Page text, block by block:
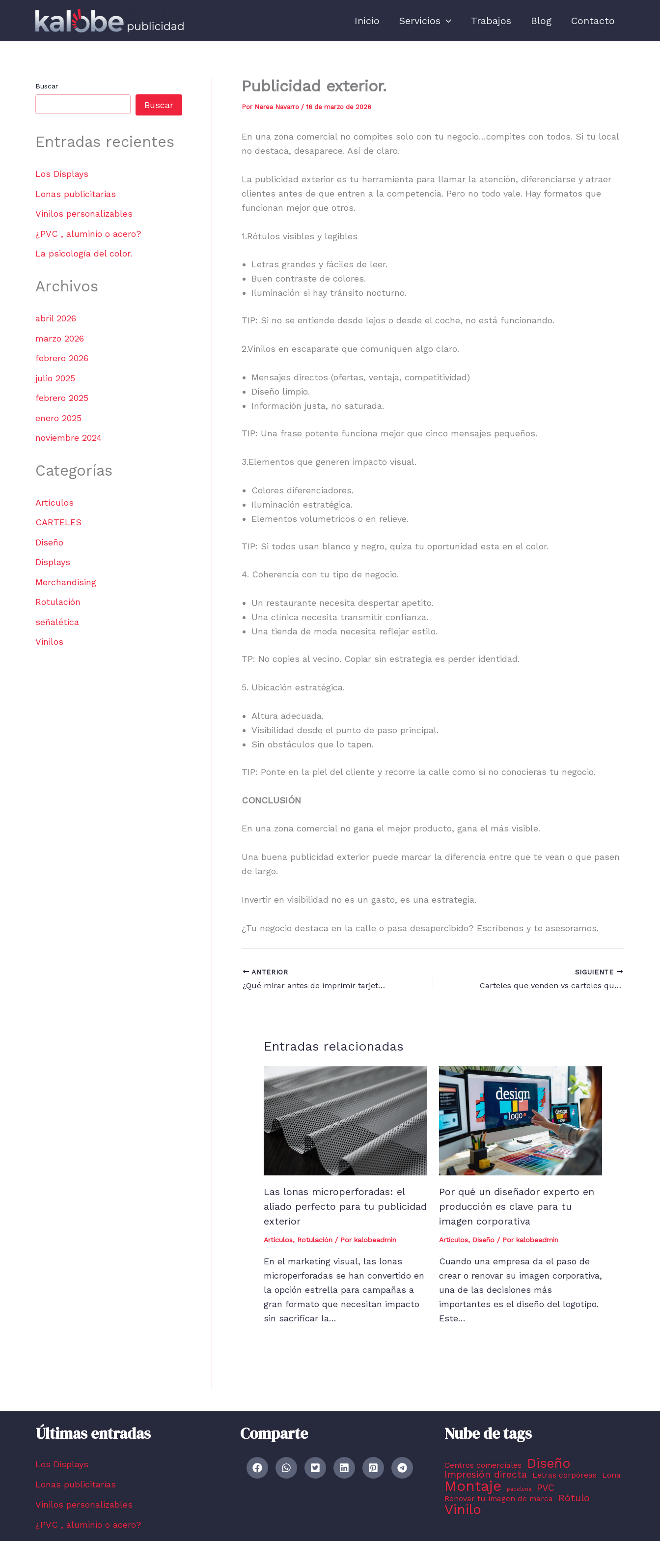
Inicio Servicios Trabajos Blog Contacto
Buscar
Buscar
Entradas recientes
Los Displays
Lonas publicitarias
Vinilos personalizables
¿PVC , aluminio o acero?
La psicología del color.
Archivos
abril 2026
marzo 2026
febrero 2026
julio 2025
febrero 2025
enero 2025
noviembre 2024
Categorías
Artículos
CARTELES
Diseño
Displays
Merchandising
Rotulación
señalética
Vinilos
Publicidad exterior.
Por Nerea Navarro / 16 de marzo de 2026
En una zona comercial no compites solo con tu negocio…compites con todos. Si tu local
no destaca, desaparece. Así de claro.
La publicidad exterior es tu herramienta para llamar la atención, diferenciarse y atraer
clientes antes de que entren a la competencia. Pero no todo vale. Hay formatos que
funcionan mejor que otros.
1.Rótulos visibles y legibles
Letras grandes y fáciles de leer.
Buen contraste de colores.
Iluminación si hay tránsito nocturno.
TIP: Si no se entiende desde lejos o desde el coche, no está funcionando.
2.Vinilos en escaparate que comuniquen algo claro.
Mensajes directos (ofertas, ventaja, competitividad)
Diseño limpio.
Información justa, no saturada.
TIP: Una frase potente funciona mejor que cinco mensajes pequeños.
3.Elementos que generen impacto visual.
Colores diferenciadores.
Iluminación estratégica.
Elementos volumetricos o en relieve.
TIP: Si todos usan blanco y negro, quiza tu oportunidad esta en el color.
4. Coherencia con tu tipo de negocio.
Un restaurante necesita despertar apetito.
Una clínica necesita transmitir confianza.
Una tienda de moda necesita reflejar estilo.
TP: No copies al vecino. Copiar sin estrategia es perder identidad.
5. Ubicación estratégica.
Altura adecuada.
Visibilidad desde el punto de paso principal.
Sin obstáculos que lo tapen.
TIP: Ponte en la piel del cliente y recorre la calle como si no conocieras tu negocio.
CONCLUSIÓN
En una zona comercial no gana el mejor producto, gana el más visible.
Una buena publicidad exterior puede marcar la diferencia entre que te vean o que pasen
de largo.
Invertir en visibilidad no es un gasto, es una estrategia.
¿Tu negocio destaca en la calle o pasa desapercibido? Escríbenos y te asesoramos.
ANTERIOR
¿Qué mirar antes de imprimir tarjetas, cartas o folletos?
SIGUIENTE
Carteles que venden vs carteles que hacen perder dinero.
Entradas relacionadas
Las lonas microperforadas: el
aliado perfecto para tu publicidad
exterior
Artículos, Rotulación / Por kalobeadmin
En el marketing visual, las lonas
microperforadas se han convertido en
la opción estrella para campañas a
gran formato que necesitan impacto
sin sacrificar la…
Por qué un diseñador experto en
producción es clave para tu
imagen corporativa
Artículos, Diseño / Por kalobeadmin
Cuando una empresa da el paso de
crear o renovar su imagen corporativa,
una de las decisiones más
importantes es el diseño del logotipo.
Este…
Últimas entradas
Los Displays
Lonas publicitarias
Vinilos personalizables
¿PVC , aluminio o acero?
Comparte Nube de tags
Centros comerciales Diseño
Impresión directa Letras corpóreas Lona
Montaje papeleria PVC
Renovar tu imagen de marca Rótulo
Vinilo